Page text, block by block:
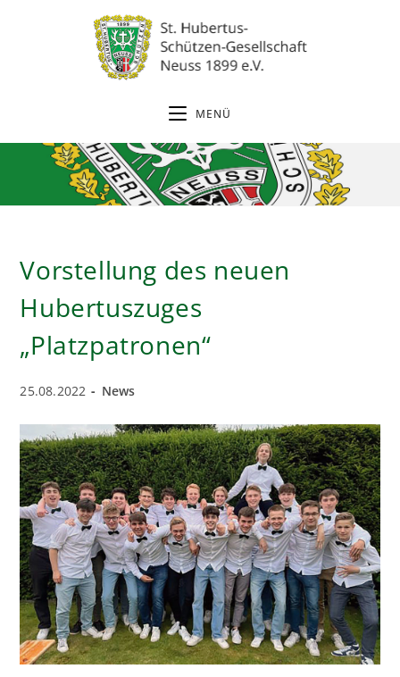
MENÜ
Vorstellung des neuen
Hubertuszuges
„Platzpatronen“
Beitrag
25.08.2022
Beitrags-
News